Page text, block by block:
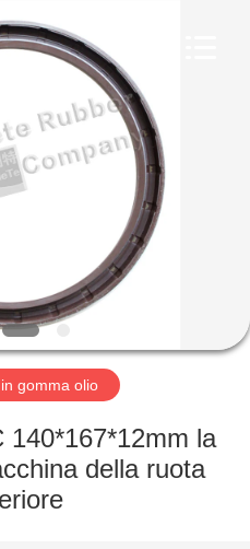
gomma olio
140*167*12mm la
della ruota